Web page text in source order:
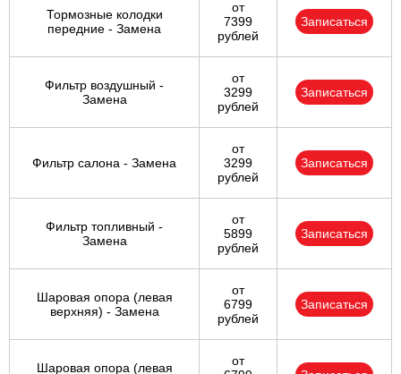
Тормозные колодки
передние - Замена
от
7399
рублей
Записаться
Фильтр воздушный -
Замена
от
3299
рублей
Записаться
Фильтр салона - Замена
от
3299
рублей
Записаться
Фильтр топливный -
Замена
от
5899
рублей
Записаться
Шаровая опора (левая
верхняя) - Замена
от
6799
рублей
Записаться
Шаровая опора (левая
от